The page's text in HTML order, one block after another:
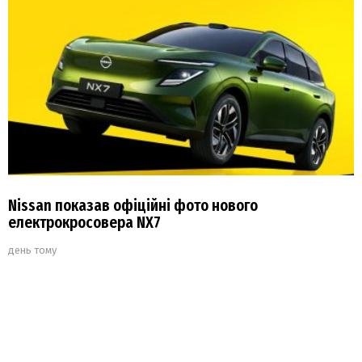
Nissan показав офіційні фото нового
електрокросовера NX7
день тому